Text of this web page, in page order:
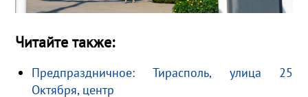
Читайте также:
Предпраздничное: Тирасполь, улица 25
Октября, центр